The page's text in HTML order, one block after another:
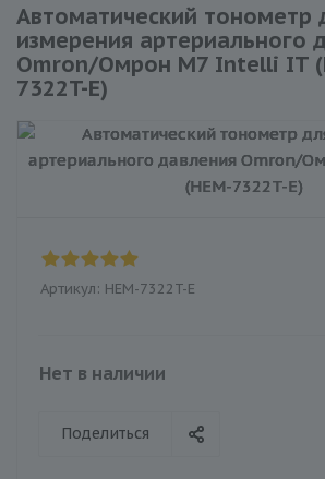
Автоматический тонометр
измерения артериального
Omron/Омрон M7 Intelli IT
7322T-E)
Артикул: HEM-7322T-E
Нет в наличии
Поделиться